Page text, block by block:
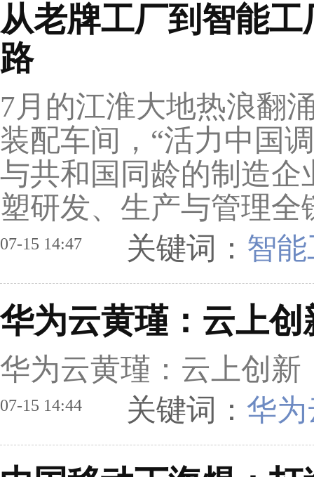
从老牌工厂到智能
路
7月的江淮大地热浪翻
装配车间，“活力中国
与共和国同龄的制造
塑研发、生产与管理全
07-15 14:47 关键词： 智
华为云黄瑾：云上
华为云黄瑾：云上创
07-15 14:44 关键词： 华为